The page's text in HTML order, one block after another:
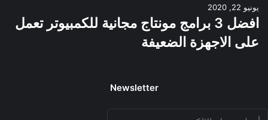
يونيو 22, 2020
افضل 3 برامج مونتاج مجانية للكمبيوتر تعمل
على الاجهزة الضعيفة
Newsletter
أدخل